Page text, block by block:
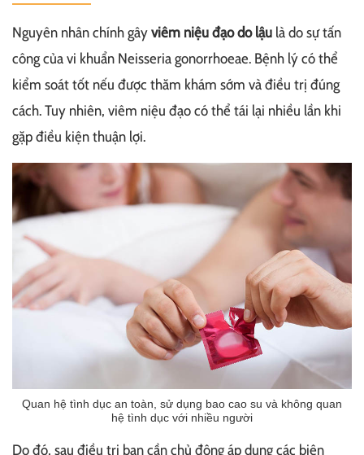
Nguyên nhân chính gâyviêm niệu đạo do lậu là do sự tấn
công của vi khuẩn Neisseria gonorrhoeae. Bệnh lý có thể
kiểm soát tốt nếu được thăm khám sớm và điều trị đúng
cách. Tuy nhiên, viêm niệu đạo có thể tái lại nhiều lần khi
gặp điều kiện thuận lợi.
Quan hệ tình dục an toàn, sử dụng bao cao su và không quan
hệ tình dục với nhiều người
Do đó, sau điều trị bạn cần chủ động áp dụng các biện